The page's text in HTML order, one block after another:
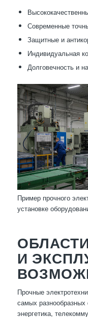
Современные
Защитные и
Индивидуальная
Долговечность и
Пример прочного
установке
И
Прочные
самых
энергетика,